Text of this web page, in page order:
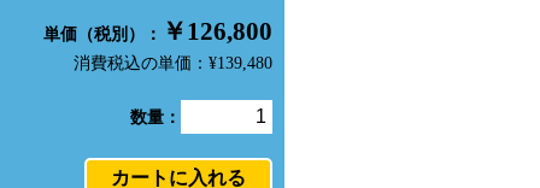
単価（税別）： ￥126,800
消費税込の単価：¥139,480
数量：